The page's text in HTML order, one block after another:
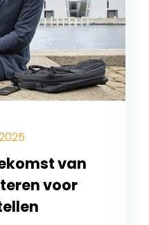
van
voor